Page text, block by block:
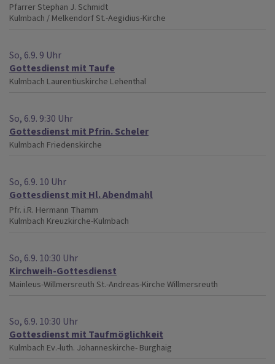
Pfarrer Stephan J. Schmidt
Kulmbach / MelkendorfSt.-Aegidius-Kirche
So, 6.9. 9 Uhr
Gottesdienst mit Taufe
Kulmbach Laurentiuskirche Lehenthal
So, 6.9. 9:30 Uhr
Gottesdienst mit Pfrin. Scheler
Kulmbach Friedenskirche
So, 6.9. 10 Uhr
Gottesdienst mit Hl. Abendmahl
Pfr. i.R. Hermann Thamm
Kulmbach Kreuzkirche-Kulmbach
So, 6.9. 10:30 Uhr
Kirchweih-Gottesdienst
Mainleus-Willmersreuth St.-Andreas-Kirche Willmersreuth
So, 6.9. 10:30 Uhr
Gottesdienst mit Taufmöglichkeit
Kulmbach Ev.-luth. Johanneskirche- Burghaig